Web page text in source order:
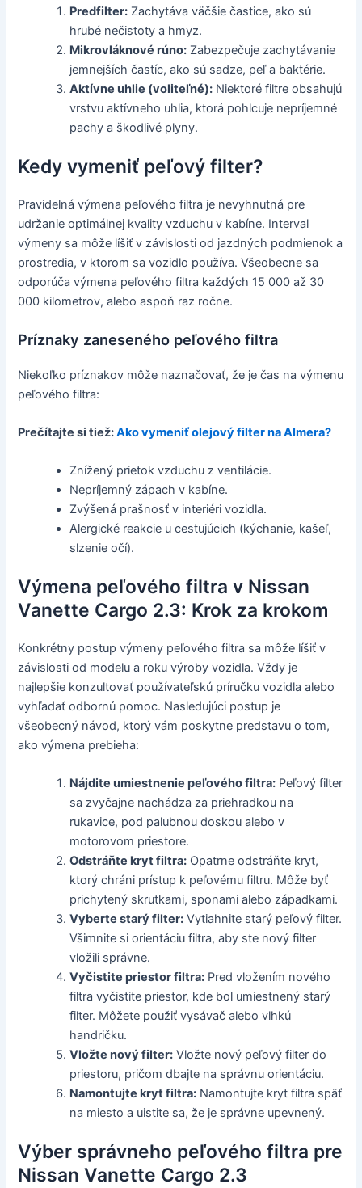
Predfilter: Zachytáva väčšie častice, ako sú
hrubé nečistoty a hmyz.
Mikrovláknové rúno: Zabezpečuje zachytávanie
jemnejších častíc, ako sú sadze, peľ a baktérie.
Aktívne uhlie (voliteľné): Niektoré filtre obsahujú
vrstvu aktívneho uhlia, ktorá pohlcuje nepríjemné
pachy a škodlivé plyny.
Kedy vymeniť peľový filter?
Pravidelná výmena peľového filtra je nevyhnutná pre
udržanie optimálnej kvality vzduchu v kabíne. Interval
výmeny sa môže líšiť v závislosti od jazdných podmienok a
prostredia, v ktorom sa vozidlo používa. Všeobecne sa
odporúča výmena peľového filtra každých 15 000 až 30
000 kilometrov, alebo aspoň raz ročne.
Príznaky zaneseného peľového filtra
Niekoľko príznakov môže naznačovať, že je čas na výmenu
peľového filtra:
Prečítajte si tiež:Ako vymeniť olejový filter na Almera?
Znížený prietok vzduchu z ventilácie.
Nepríjemný zápach v kabíne.
Zvýšená prašnosť v interiéri vozidla.
Alergické reakcie u cestujúcich (kýchanie, kašeľ,
slzenie očí).
Výmena peľového filtra v Nissan
Vanette Cargo 2.3: Krok za krokom
Konkrétny postup výmeny peľového filtra sa môže líšiť v
závislosti od modelu a roku výroby vozidla. Vždy je
najlepšie konzultovať používateľskú príručku vozidla alebo
vyhľadať odbornú pomoc. Nasledujúci postup je
všeobecný návod, ktorý vám poskytne predstavu o tom,
ako výmena prebieha:
Nájdite umiestnenie peľového filtra: Peľový filter
sa zvyčajne nachádza za priehradkou na
rukavice, pod palubnou doskou alebo v
motorovom priestore.
Odstráňte kryt filtra: Opatrne odstráňte kryt,
ktorý chráni prístup k peľovému filtru. Môže byť
prichytený skrutkami, sponami alebo západkami.
Vyberte starý filter: Vytiahnite starý peľový filter.
Všimnite si orientáciu filtra, aby ste nový filter
vložili správne.
Vyčistite priestor filtra: Pred vložením nového
filtra vyčistite priestor, kde bol umiestnený starý
filter. Môžete použiť vysávač alebo vlhkú
handričku.
Vložte nový filter: Vložte nový peľový filter do
priestoru, pričom dbajte na správnu orientáciu.
Namontujte kryt filtra: Namontujte kryt filtra späť
na miesto a uistite sa, že je správne upevnený.
Výber správneho peľového filtra pre
Nissan Vanette Cargo 2.3